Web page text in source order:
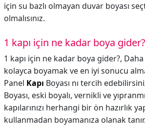
için su bazlı olmayan duvar boyası
olmalısınız.
1 kapı için ne kadar boya gider?
1 kapı için ne kadar boya gider?, Daha
kolayca boyamak ve en iyi sonucu
Panel Kapı Boyası nı tercih
Boyası, eski boyalı, vernikli ve
kapılarınızı herhangi bir ön hazırlık
kullanmadan boyamanıza olanak tanır.